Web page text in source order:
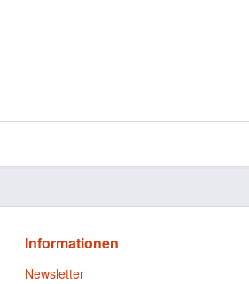
Informationen
Newsletter